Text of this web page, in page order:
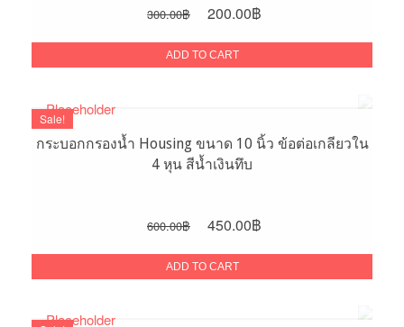
300.00฿
Original
was:
200.00฿
ADD TO CART
Sale!
กระบอกกรองน้ำ Housing ขนาด 10 นิ้ว ข้อต่อเกลียวใน
4 หุน สีน้ำเงินทึบ
600.00฿
Original
was:
450.00฿
ADD TO CART